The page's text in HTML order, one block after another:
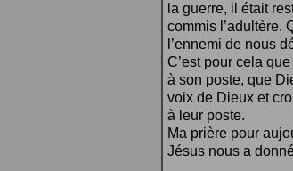
la guerre, il était
commis l’adultère.
l’ennemi de nous
C’est pour cela
à son poste, que
voix de Dieux et
à leur poste.
Ma prière pour
Jésus nous a